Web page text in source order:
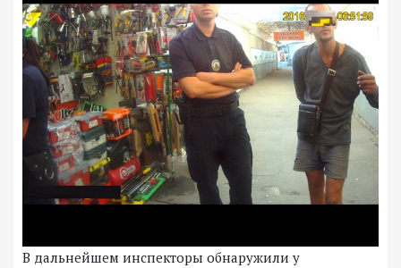
В дальнейшем инспекторы обнаружили у